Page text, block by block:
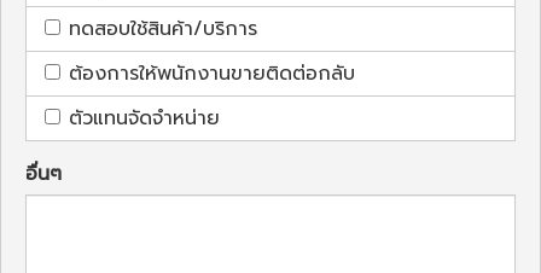
ทดสอบใช้สินค้า/บริการ
ต้องการให้พนักงานขายติดต่อกลับ
ตัวแทนจัดจำหน่าย
อื่นๆ